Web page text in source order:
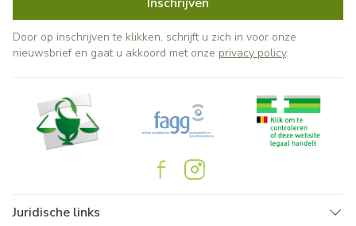
Door op inschrijven te klikken, schrijft u zich in voor onze
nieuwsbrief en gaat u akkoord met onze privacy policy.
Juridische links